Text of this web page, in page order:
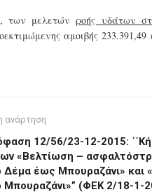
των μελετώνροής υδάτων
αμοιβής
ανάρτηση
12/56/23-12-2015:
«Βελτίωση –
Δέμα έως Μπουραζάνι»
Μπουραζάνι»” (ΦΕΚ 2/18-1-